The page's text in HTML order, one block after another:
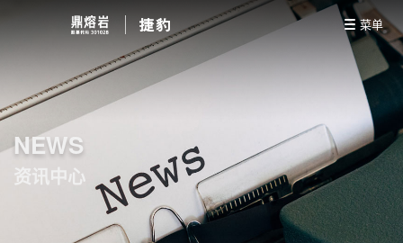
菜单
NEWS
资讯中心